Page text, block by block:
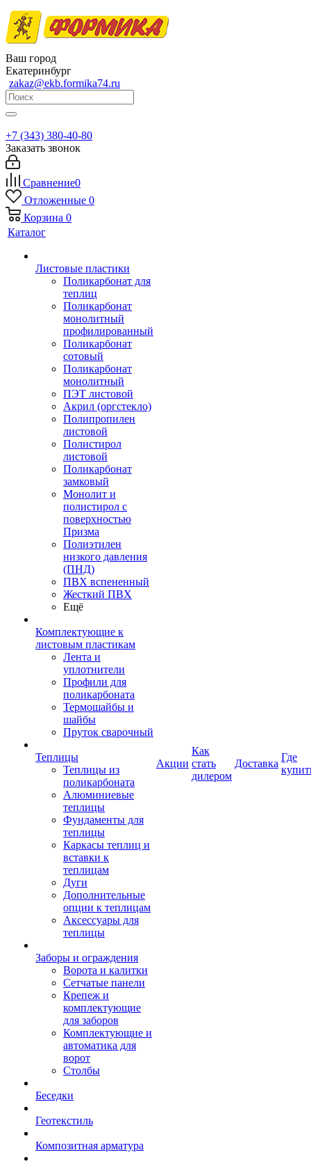
Ваш город
Екатеринбург
zakaz@ekb.formika74.ru
+7 (343) 380-40-80
Заказать звонок
Сравнение0
Отложенные 0
Корзина 0
Каталог
Листовые пластики
Поликарбонат для
теплиц
Поликарбонат
монолитный
профилированный
Поликарбонат
сотовый
Поликарбонат
монолитный
ПЭТ листовой
Акрил (оргстекло)
Полипропилен
листовой
Полистирол
листовой
Поликарбонат
замковый
Монолит и
полистирол с
поверхностью
Призма
Полиэтилен
низкого давления
(ПНД)
ПВХ вспененный
Жесткий ПВХ
Ещё
Комплектующие к
листовым пластикам
Лента и
уплотнители
Профили для
поликарбоната
Термошайбы и
шайбы
Пруток сварочный
Теплицы
Теплицы из
поликарбоната
Алюминиевые
теплицы
Фундаменты для
теплицы
Каркасы теплиц и
вставки к
теплицам
Дуги
Дополнительные
опции к теплицам
Аксессуары для
теплицы
Заборы и ограждения
Ворота и калитки
Сетчатые панели
Крепеж и
комплектующие
для заборов
Комплектующие и
автоматика для
ворот
Столбы
Беседки
Геотекстиль
Композитная арматура
Акции
Как
стать
дилером
Доставка
Где